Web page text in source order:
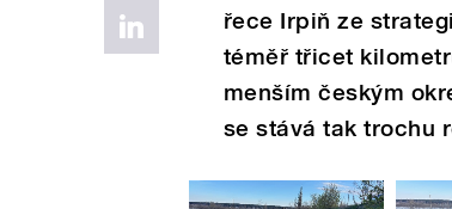
řece Irpiň ze
téměř třicet
menším českým
se stává tak trochu